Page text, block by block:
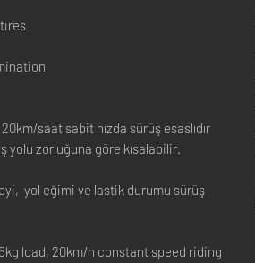
saat sabit hızda sürüş esaslıdır
zorluğuna göre kısalabilir.
yol eğimi ve lastik durumu sürüş
load, 20km/h constant speed riding